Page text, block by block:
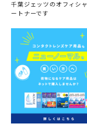
千葉ジェッツのオフィシ
ートナーです